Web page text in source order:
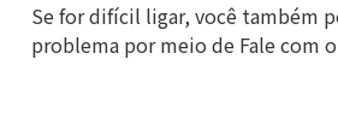
Se for difícil ligar, você também
problema por meio de Fale com